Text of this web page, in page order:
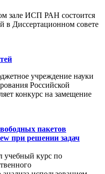
зале ИСП РАН состоится
в Диссертационном совете
учреждение науки
Российской
конкурс на замещение
пакетов
при решении задач
курс по